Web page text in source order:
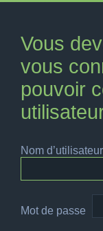
Vous
vous
pouvoir
Nom d’utilisateur
Mot de passe